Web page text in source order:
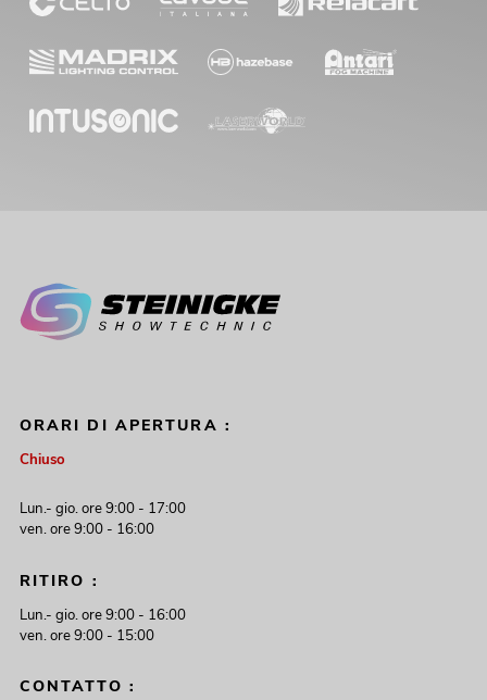
ORARI DI APERTURA :
Chiuso
Lun.- gio. ore 9:00 - 17:00
ven. ore 9:00 - 16:00
RITIRO :
Lun.- gio. ore 9:00 - 16:00
ven. ore 9:00 - 15:00
CONTATTO :